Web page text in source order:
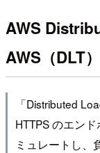
AWS
AWS（DLT
「Distributed
HTTPS のエン
ミュレートし、